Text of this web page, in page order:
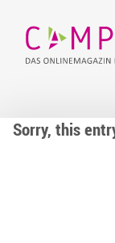
Sorry, this